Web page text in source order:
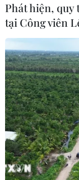
Một tiệm bán cờ
cờ kèm băng
Phát hiện, quy
tại Công viên